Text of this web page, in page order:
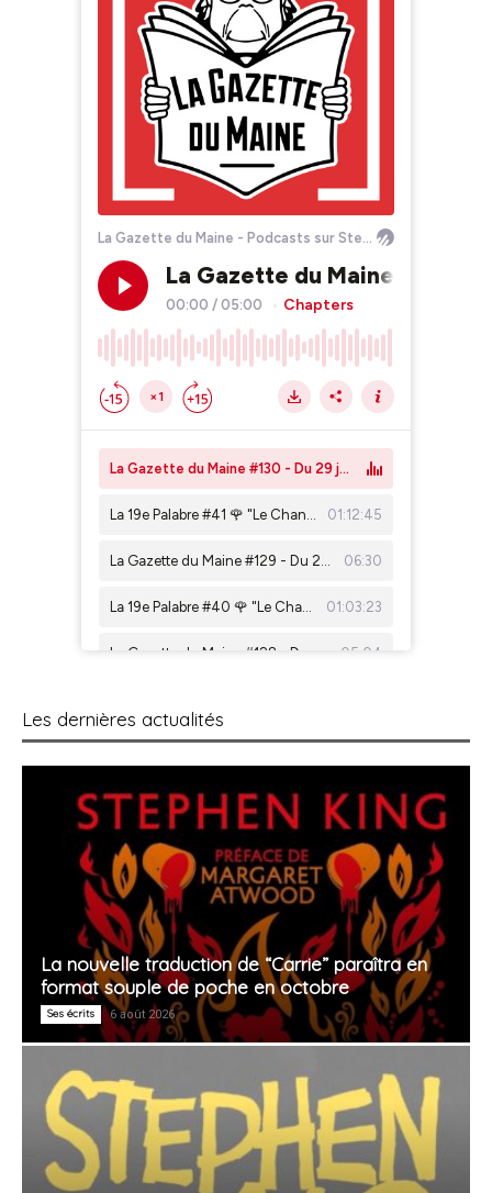
Les dernières actualités
La nouvelle traduction de “Carrie” paraîtra en
format souple de poche en octobre
Ses écrits 6 août 2026